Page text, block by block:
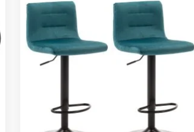
was:
€ 144,00.
is:
€ 111,00.